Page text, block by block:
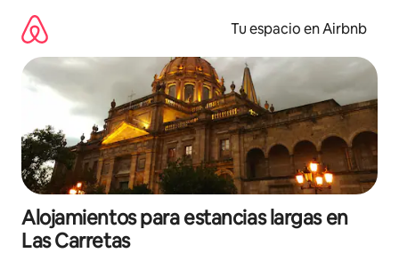
contenido
Tu espacio en Airbnb
Alojamientos para estancias largas en
Las Carretas